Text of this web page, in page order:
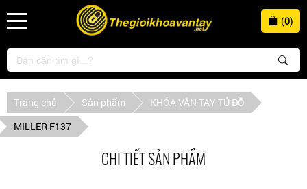
(0)
Trang chủ Sản phẩm
KHÓA VÂN TAY TỦ ĐỒ
MILLER F137
CHI TIẾT SẢN PHẨM